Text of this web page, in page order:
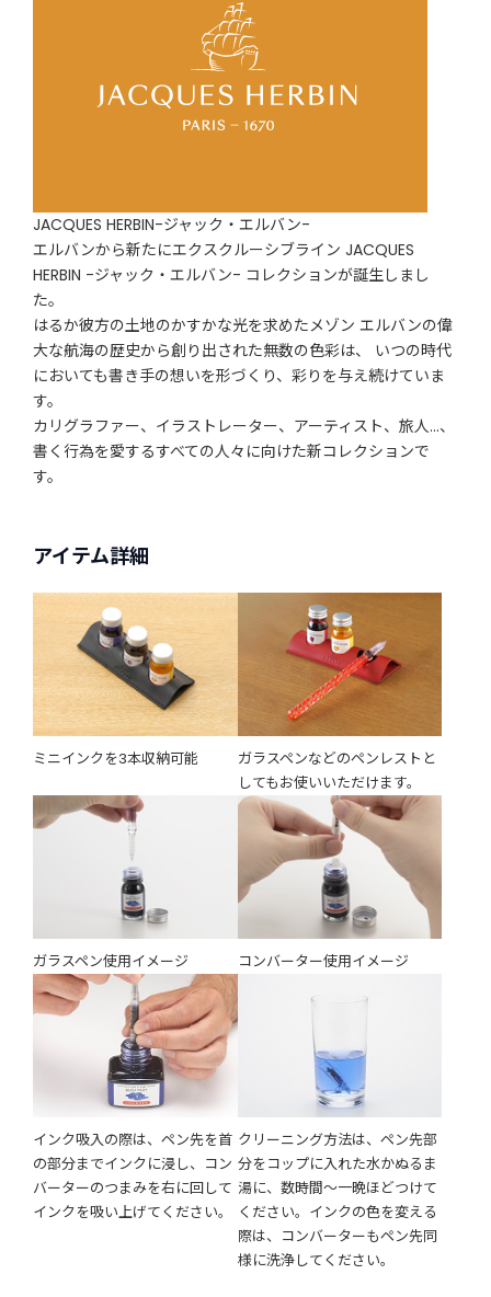
JACQUES HERBIN-ジャック・エルバン-
エルバンから新たにエクスクルーシブライン JACQUES
HERBIN -ジャック・エルバン- コレクションが誕生しまし
た。
はるか彼方の土地のかすかな光を求めたメゾン エルバンの偉
大な航海の歴史から創り出された無数の色彩は、 いつの時代
においても書き手の想いを形づくり、彩りを与え続けていま
す。
カリグラファー、イラストレーター、アーティスト、旅人…、
書く行為を愛するすべての人々に向けた新コレクションで
す。
アイテム詳細
ミニインクを3本収納可能
ガラスペンなどのペンレストと
してもお使いいただけます。
ガラスペン使用イメージ コンバーター使用イメージ
インク吸入の際は、ペン先を首
の部分までインクに浸し、コン
バーターのつまみを右に回して
インクを吸い上げてください。
クリーニング方法は、ペン先部
分をコップに入れた水かぬるま
湯に、数時間〜一晩ほどつけて
ください。インクの色を変える
際は、コンバーターもペン先同
様に洗浄してください。